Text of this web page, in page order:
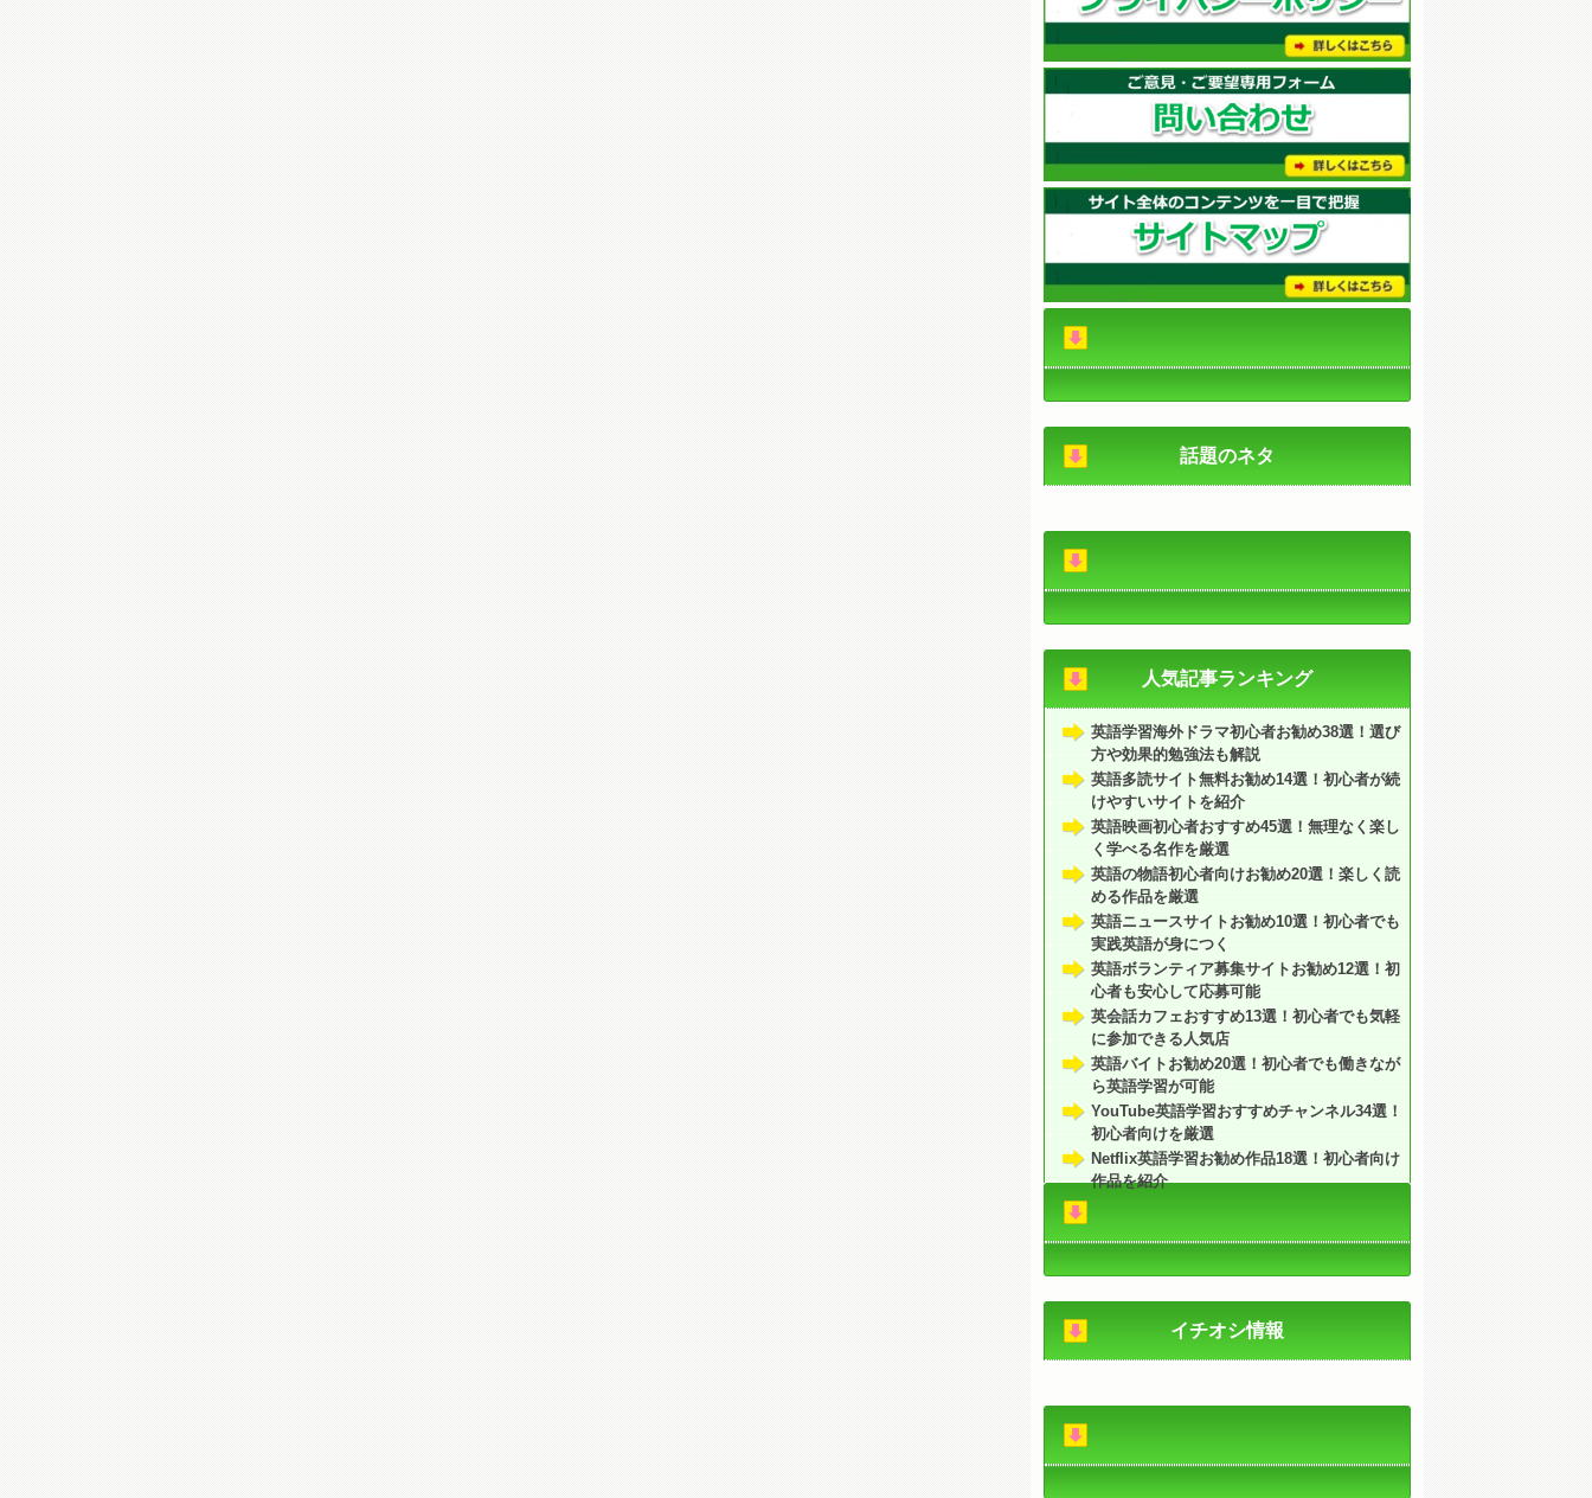
話題のネタ
人気記事ランキング
英語学習海外ドラマ初心者お勧め38選！選び
方や効果的勉強法も解説
英語多読サイト無料お勧め14選！初心者が続
けやすいサイトを紹介
英語映画初心者おすすめ45選！無理なく楽し
く学べる名作を厳選
英語の物語初心者向けお勧め20選！楽しく読
める作品を厳選
英語ニュースサイトお勧め10選！初心者でも
実践英語が身につく
英語ボランティア募集サイトお勧め12選！初
心者も安心して応募可能
英会話カフェおすすめ13選！初心者でも気軽
に参加できる人気店
英語バイトお勧め20選！初心者でも働きなが
ら英語学習が可能
YouTube英語学習おすすめチャンネル34選！
初心者向けを厳選
Netflix英語学習お勧め作品18選！初心者向け
作品を紹介
イチオシ情報